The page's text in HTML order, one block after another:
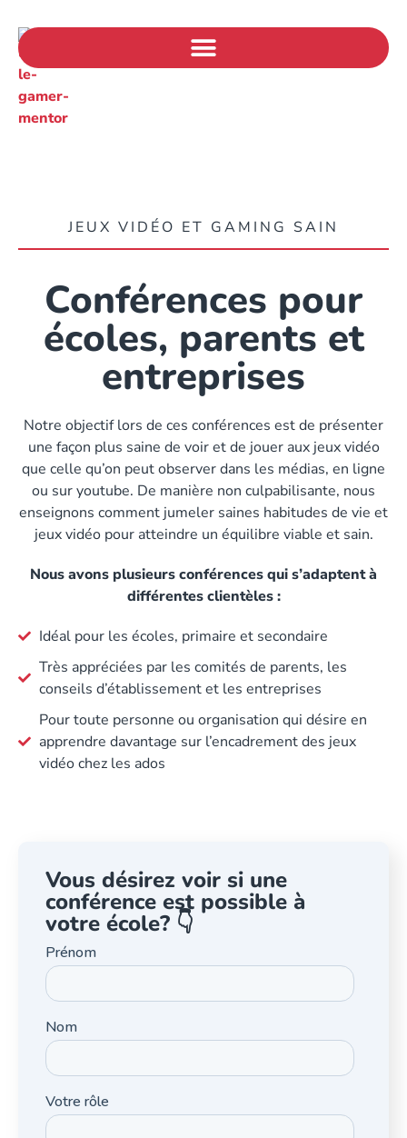
JEUX VIDÉO ET GAMING SAIN
Conférences pour
écoles, parents et
entreprises
Notre objectif lors de ces conférences est de présenter
une façon plus saine de voir et de jouer aux jeux vidéo
que celle qu’on peut observer dans les médias, en ligne
ou sur youtube. De manière non culpabilisante, nous
enseignons comment jumeler saines habitudes de vie et
jeux vidéo pour atteindre un équilibre viable et sain.
Nous avons plusieurs conférences qui s’adaptent à
différentes clientèles :
Idéal pour les écoles, primaire et secondaire
Très appréciées par les comités de parents, les
conseils d’établissement et les entreprises
Pour toute personne ou organisation qui désire en
apprendre davantage sur l’encadrement des jeux
vidéo chez les ados
Vous désirez voir si une
conférence est possible à
votre école? 👇